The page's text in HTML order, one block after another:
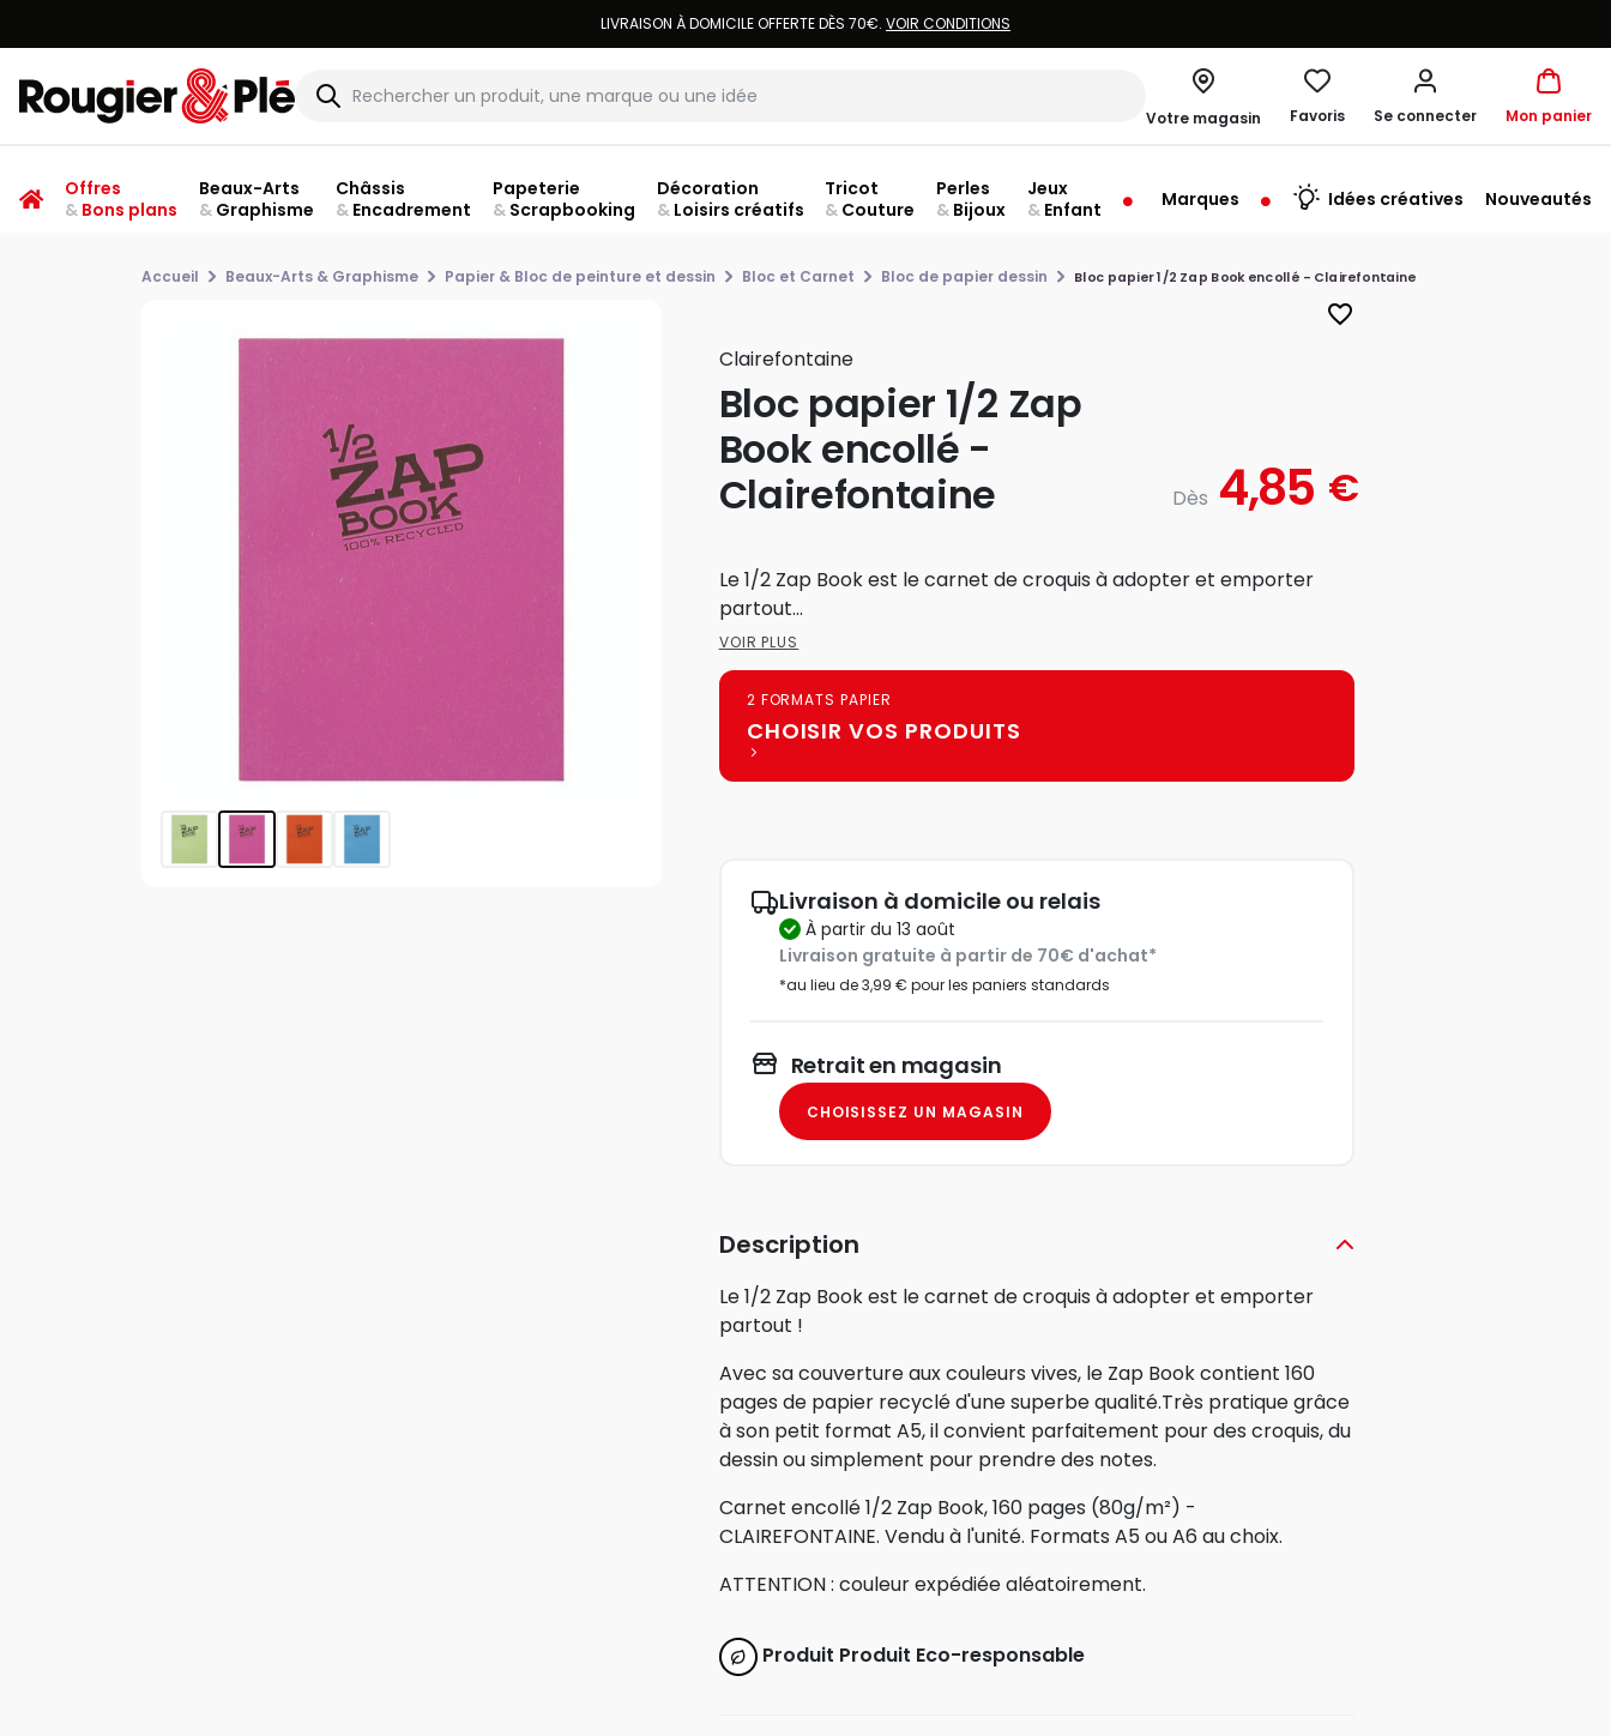
LIVRAISON À DOMICILE OFFERTE DÈS 70€. VOIR CONDITIONS
Votre magasin Favoris Se connecter Mon panier
Offres
&Bons plans
Beaux-Arts
&Graphisme
Châssis
&Encadrement
Papeterie
&Scrapbooking
Décoration
&Loisirs créatifs
Tricot
& Couture
Perles
& Bijoux
Jeux
& Enfant Marques Idées créatives Nouveautés
Accueil Beaux-Arts & Graphisme Papier & Bloc de peinture et dessin Bloc et Carnet Bloc de papier dessin Bloc papier 1/2 Zap Book encollé - Clairefontaine
favorite_border
Clairefontaine
Bloc papier 1/2 Zap
Book encollé -
Clairefontaine
Dès 4,85 €
Le 1/2 Zap Book est le carnet de croquis à adopter et emporter
partout...
VOIR PLUS
2 FORMATS PAPIER
CHOISIR VOS PRODUITS
Livraison à domicile ou relais
à partir du 13 août
Livraison gratuite à partir de 70€ d'achat*
*au lieu de 3,99 € pour les paniers standards
Retrait en magasin
CHOISISSEZ UN MAGASIN
Description
Le 1/2 Zap Book est le carnet de croquis à adopter et emporter
partout !
Avec sa couverture aux couleurs vives, le Zap Book contient 160
pages de papier recyclé d'une superbe qualité.Très pratique grâce
à son petit format A5, il convient parfaitement pour des croquis, du
dessin ou simplement pour prendre des notes.
Carnet encollé 1/2 Zap Book, 160 pages (80g/m²) -
CLAIREFONTAINE. Vendu à l'unité. Formats A5 ou A6 au choix.
ATTENTION : couleur expédiée aléatoirement.
Produit Produit Eco-responsable